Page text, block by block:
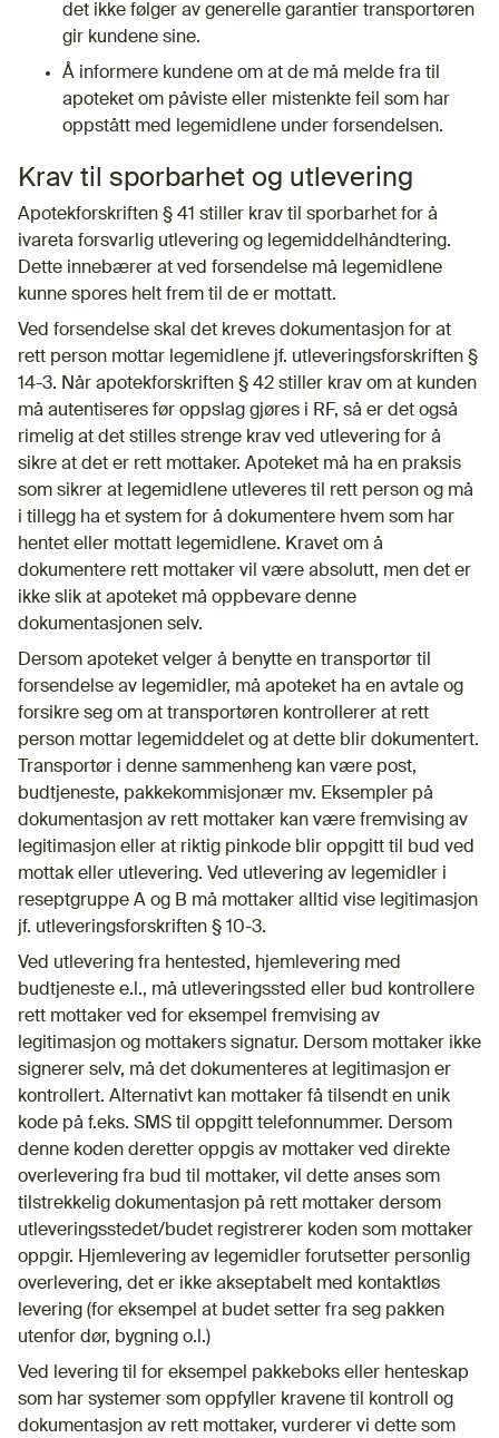
det ikke følger av generelle garantier transportøren
gir kundene sine.
Å informere kundene om at de må melde fra til
apoteket om påviste eller mistenkte feil som har
oppstått med legemidlene under forsendelsen.
Krav til sporbarhet og utlevering
Apotekforskriften § 41 stiller krav til sporbarhet for å
ivareta forsvarlig utlevering og legemiddelhåndtering.
Dette innebærer at ved forsendelse må legemidlene
kunne spores helt frem til de er mottatt.
Ved forsendelse skal det kreves dokumentasjon for at
rett person mottar legemidlene jf. utleveringsforskriften §
14-3. Når apotekforskriften § 42 stiller krav om at kunden
må autentiseres før oppslag gjøres i RF, så er det også
rimelig at det stilles strenge krav ved utlevering for å
sikre at det er rett mottaker. Apoteket må ha en praksis
som sikrer at legemidlene utleveres til rett person og må
i tillegg ha et system for å dokumentere hvem som har
hentet eller mottatt legemidlene. Kravet om å
dokumentere rett mottaker vil være absolutt, men det er
ikke slik at apoteket må oppbevare denne
dokumentasjonen selv.
Dersom apoteket velger å benytte en transportør til
forsendelse av legemidler, må apoteket ha en avtale og
forsikre seg om at transportøren kontrollerer at rett
person mottar legemiddelet og at dette blir dokumentert.
Transportør i denne sammenheng kan være post,
budtjeneste, pakkekommisjonær mv. Eksempler på
dokumentasjon av rett mottaker kan være fremvising av
legitimasjon eller at riktig pinkode blir oppgitt til bud ved
mottak eller utlevering. Ved utlevering av legemidler i
reseptgruppe A og B må mottaker alltid vise legitimasjon
jf. utleveringsforskriften § 10-3.
Ved utlevering fra hentested, hjemlevering med
budtjeneste e.l., må utleveringssted eller bud kontrollere
rett mottaker ved for eksempel fremvising av
legitimasjon og mottakers signatur. Dersom mottaker ikke
signerer selv, må det dokumenteres at legitimasjon er
kontrollert. Alternativt kan mottaker få tilsendt en unik
kode på f.eks. SMS til oppgitt telefonnummer. Dersom
denne koden deretter oppgis av mottaker ved direkte
overlevering fra bud til mottaker, vil dette anses som
tilstrekkelig dokumentasjon på rett mottaker dersom
utleveringsstedet/budet registrerer koden som mottaker
oppgir. Hjemlevering av legemidler forutsetter personlig
overlevering, det er ikke akseptabelt med kontaktløs
levering (for eksempel at budet setter fra seg pakken
utenfor dør, bygning o.l.)
Ved levering til for eksempel pakkeboks eller henteskap
som har systemer som oppfyller kravene til kontroll og
dokumentasjon av rett mottaker, vurderer vi dette som